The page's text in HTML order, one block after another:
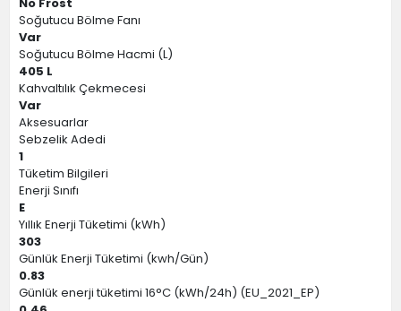
Soğutucu Bölme Fanı
Var
Soğutucu Bölme Hacmi (L)
405 L
Kahvaltılık Çekmecesi
Var
Aksesuarlar
Sebzelik Adedi
1
Tüketim Bilgileri
Enerji Sınıfı
E
Yıllık Enerji Tüketimi (kWh)
303
Günlük Enerji Tüketimi (kwh/Gün)
0.83
Günlük enerji tüketimi 16°C (kWh/24h) (EU_2021_EP)